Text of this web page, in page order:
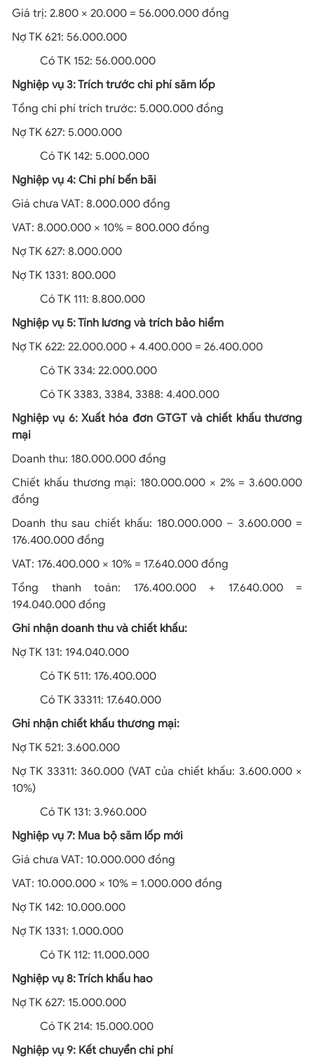
Giá trị: 2.800 × 20.000 = 56.000.000 đồng
Nợ TK 621: 56.000.000
Có TK 152: 56.000.000
Nghiệp vụ 3: Trích trước chi phí săm lốp
Tổng chi phí trích trước: 5.000.000 đồng
Nợ TK 627: 5.000.000
Có TK 142: 5.000.000
Nghiệp vụ 4: Chi phí bến bãi
Giá chưa VAT: 8.000.000 đồng
VAT: 8.000.000 × 10% = 800.000 đồng
Nợ TK 627: 8.000.000
Nợ TK 1331: 800.000
Có TK 111: 8.800.000
Nghiệp vụ 5: Tính lương và trích bảo hiểm
Nợ TK 622: 22.000.000 + 4.400.000 = 26.400.000
Có TK 334: 22.000.000
Có TK 3383, 3384, 3388: 4.400.000
Nghiệp vụ 6: Xuất hóa đơn GTGT và chiết khấu thương
mại
Doanh thu: 180.000.000 đồng
Chiết khấu thương mại: 180.000.000 × 2% = 3.600.000
đồng
Doanh thu sau chiết khấu: 180.000.000 – 3.600.000 =
176.400.000 đồng
VAT: 176.400.000 × 10% = 17.640.000 đồng
Tổng thanh toán: 176.400.000 + 17.640.000 =
194.040.000 đồng
Ghi nhận doanh thu và chiết khấu:
Nợ TK 131: 194.040.000
Có TK 511: 176.400.000
Có TK 33311: 17.640.000
Ghi nhận chiết khấu thương mại:
Nợ TK 521: 3.600.000
Nợ TK 33311: 360.000 (VAT của chiết khấu: 3.600.000 ×
10%)
Có TK 131: 3.960.000
Nghiệp vụ 7: Mua bộ săm lốp mới
Giá chưa VAT: 10.000.000 đồng
VAT: 10.000.000 × 10% = 1.000.000 đồng
Nợ TK 142: 10.000.000
Nợ TK 1331: 1.000.000
Có TK 112: 11.000.000
Nghiệp vụ 8: Trích khấu hao
Nợ TK 627: 15.000.000
Có TK 214: 15.000.000
Nghiệp vụ 9: Kết chuyển chi phí